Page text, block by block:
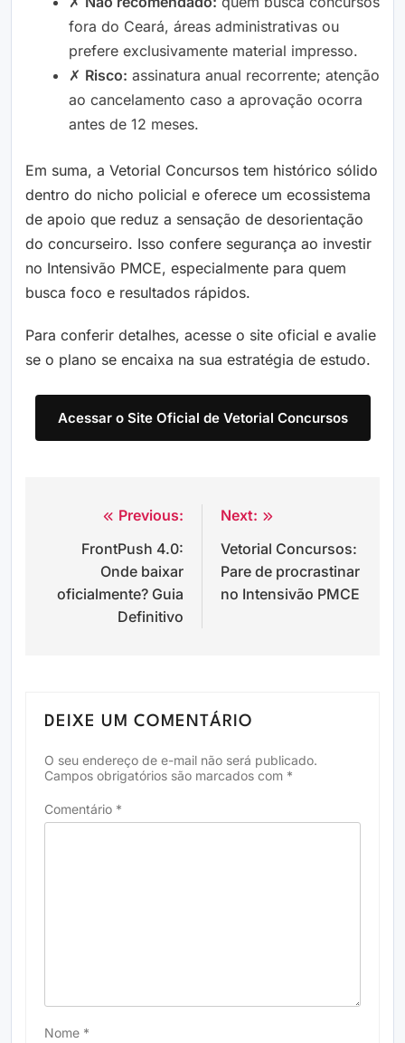
fora do Ceará, áreas administrativas ou
prefere exclusivamente material impresso.
✗ Risco: assinatura anual recorrente; atenção
ao cancelamento caso a aprovação ocorra
antes de 12 meses.
Em suma, a Vetorial Concursos tem histórico sólido
dentro do nicho policial e oferece um ecossistema
de apoio que reduz a sensação de desorientação
do concurseiro. Isso confere segurança ao investir
no Intensivão PMCE, especialmente para quem
busca foco e resultados rápidos.
Para conferir detalhes, acesse o site oficial e avalie
se o plano se encaixa na sua estratégia de estudo.
Acessar o Site Oficial de Vetorial Concursos
Navegação
Post
Previous:
FrontPush 4.0:
Onde baixar
oficialmente? Guia
Definitivo
Next:
Vetorial Concursos:
Pare de procrastinar
no Intensivão PMCE
DEIXE UM COMENTÁRIO
O seu endereço de e-mail não será publicado.
Campos obrigatórios são marcados com *
Comentário *
Nome *